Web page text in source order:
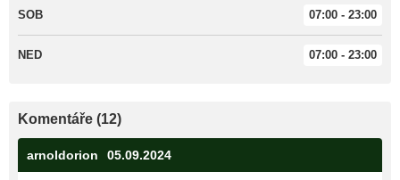
SOB 07:00 - 23:00
NED 07:00 - 23:00
Komentáře (12)
arnoldorion 05.09.2024